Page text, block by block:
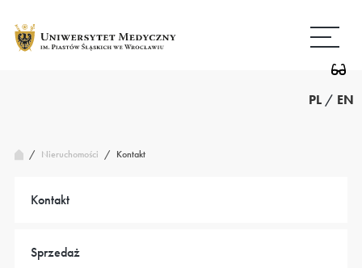
treści
strony
PL / EN
/ Nieruchomości / Kontakt
Kontakt
Sprzedaż